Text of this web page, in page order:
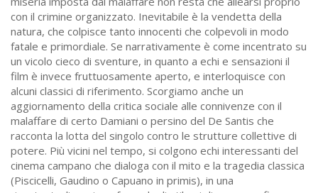
con il crimine organizzato. Inevitabile è la vendetta della
natura, che colpisce tanto innocenti che colpevoli in modo
fatale e primordiale. Se narrativamente è come incentrato su
un vicolo cieco di sventure, in quanto a echi e sensazioni il
film è invece fruttuosamente aperto, e interloquisce con
alcuni classici di riferimento. Scorgiamo anche un
aggiornamento della critica sociale alle connivenze con il
malaffare di certo Damiani o persino del De Santis che
racconta la lotta del singolo contro le strutture collettive di
potere. Più vicini nel tempo, si colgono echi interessanti del
cinema campano che dialoga con il mito e la tragedia classica
(Piscicelli, Gaudino o Capuano in primis), in una